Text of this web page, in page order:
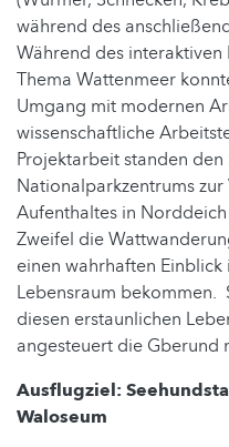
während des
Während des interaktiven
Thema Wattenmeer
Umgang mit modernen
wissenschaftliche
Projektarbeit standen
Nationalparkzentrums
Aufenthaltes in
Zweifel die
einen wahrhaften
Lebensraum bekommen.
diesen erstaunlichen
angesteuert die Gberund
Ausflugziel:
Waloseum